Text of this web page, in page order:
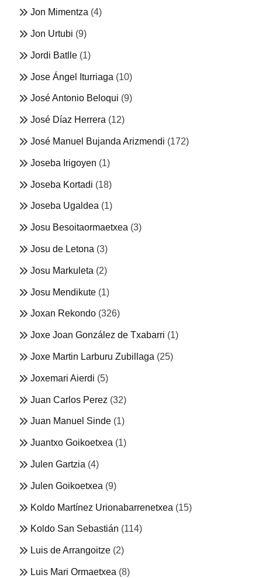
Jon Mimentza (4)
Jon Urtubi (9)
Jordi Batlle (1)
Jose Ángel Iturriaga (10)
José Antonio Beloqui (9)
José Díaz Herrera (12)
José Manuel Bujanda Arizmendi (172)
Joseba Irigoyen (1)
Joseba Kortadi (18)
Joseba Ugaldea (1)
Josu Besoitaormaetxea (3)
Josu de Letona (3)
Josu Markuleta (2)
Josu Mendikute (1)
Joxan Rekondo (326)
Joxe Joan González de Txabarri (1)
Joxe Martin Larburu Zubillaga (25)
Joxemari Aierdi (5)
Juan Carlos Perez (32)
Juan Manuel Sinde (1)
Juantxo Goikoetxea (1)
Julen Gartzia (4)
Julen Goikoetxea (9)
Koldo Martínez Urionabarrenetxea (15)
Koldo San Sebastián (114)
Luis de Arrangoitze (2)
Luis Mari Ormaetxea (8)